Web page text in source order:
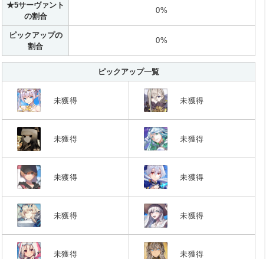
★5サーヴァント
の割合
0%
ピックアップの
割合
0%
ピックアップ一覧
未獲得 未獲得
未獲得 未獲得
未獲得 未獲得
未獲得 未獲得
未獲得 未獲得